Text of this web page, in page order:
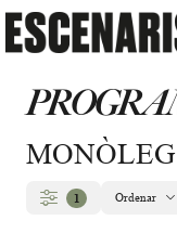
MONÒLEG
Filtrar
1 Ordenar